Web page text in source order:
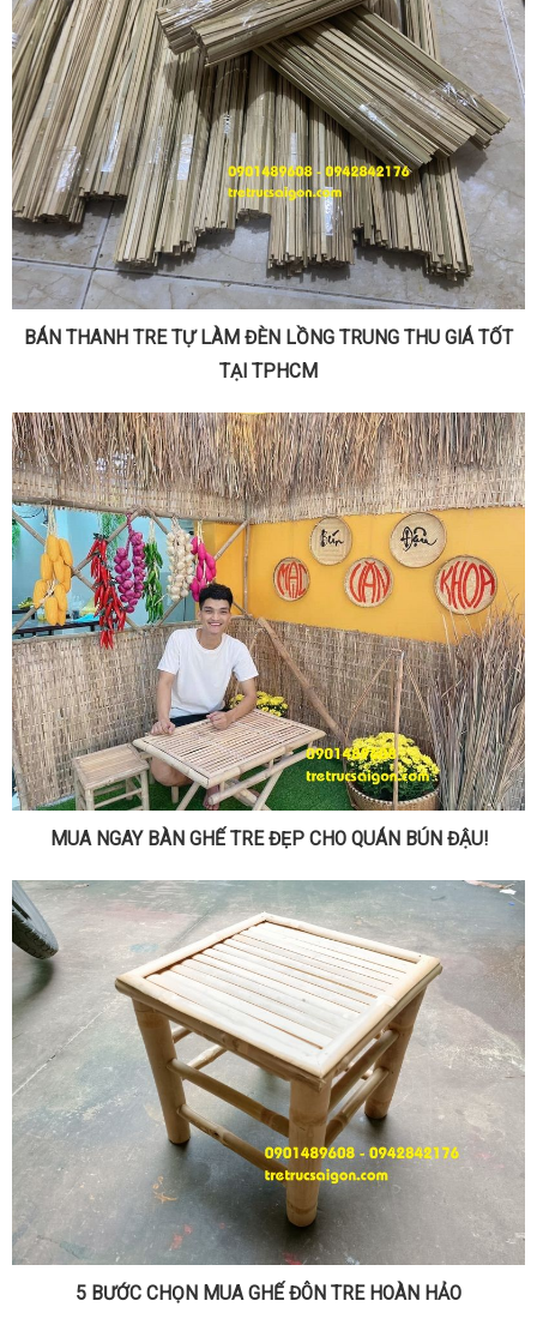
BÁN THANH TRE TỰ LÀM ĐÈN LỒNG TRUNG THU GIÁ TỐT
TẠI TPHCM
MUA NGAY BÀN GHẾ TRE ĐẸP CHO QUÁN BÚN ĐẬU!
5 BƯỚC CHỌN MUA GHẾ ĐÔN TRE HOÀN HẢO